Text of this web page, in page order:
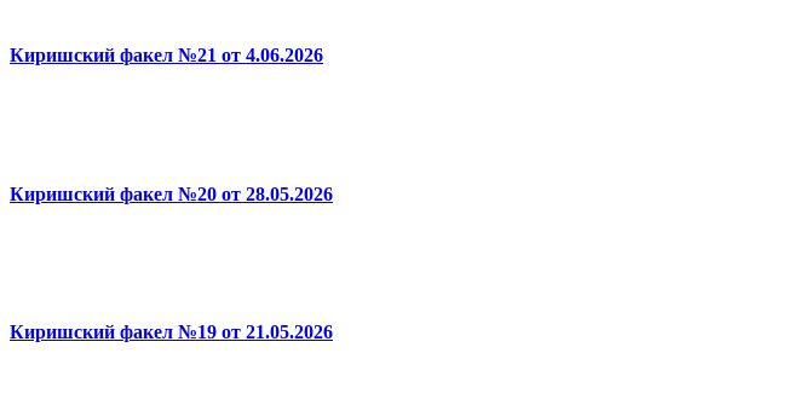
Киришский факел №21 от 4.06.2026
Киришский факел №20 от 28.05.2026
Киришский факел №19 от 21.05.2026